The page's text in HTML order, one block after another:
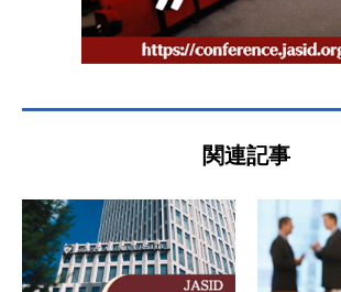
関連記事